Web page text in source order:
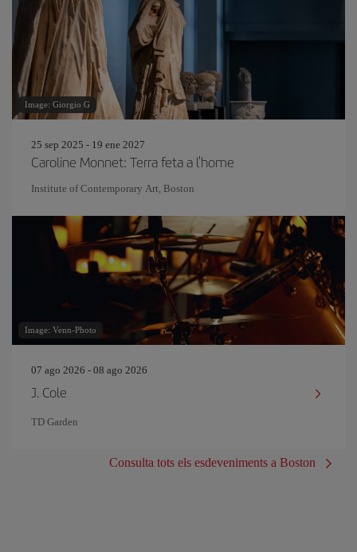
Image: Giorgio G
25 sep 2025 - 19 ene 2027
Caroline Monnet: Terra feta a l'home
Institute of Contemporary Art, Boston
Image: Venn-Photo
07 ago 2026 - 08 ago 2026
J. Cole
TD Garden
Consulta tots els esdeveniments a Boston